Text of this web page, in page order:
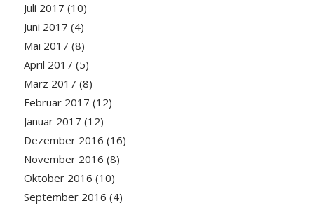
Juli 2017 (10)
Juni 2017 (4)
Mai 2017 (8)
April 2017 (5)
März 2017 (8)
Februar 2017 (12)
Januar 2017 (12)
Dezember 2016 (16)
November 2016 (8)
Oktober 2016 (10)
September 2016 (4)